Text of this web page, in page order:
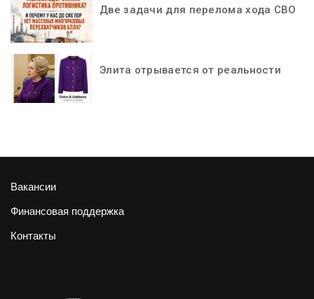
Две задачи для перелома хода СВО
Элита отрывается от реальности
Вакансии
Финансовая поддержка
Контакты